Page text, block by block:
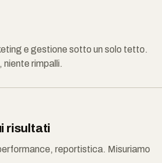
e gestione sotto un solo tetto.
rimpalli.
risultati
reportistica. Misuriamo